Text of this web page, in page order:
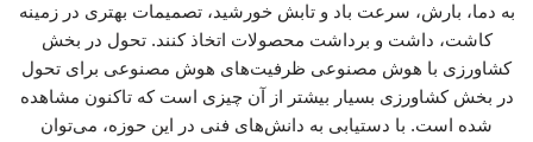
به دما، بارش، سرعت باد و تابش خورشید، تصمیمات بهتری در زمینه
کاشت، داشت و برداشت محصولات اتخاذ کنند. تحول در بخش
کشاورزی با هوش مصنوعی ظرفیت‌های هوش مصنوعی برای تحول
در بخش کشاورزی بسیار بیشتر از آن چیزی است که تاکنون مشاهده
شده است. با دستیابی به دانش‌های فنی در این حوزه، می‌توان